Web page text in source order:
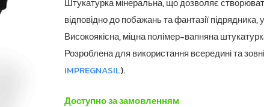
відповідно до побажань та фантазії підрядника,
Високоякісна, міцна полімер-вапняна
Розроблена для використання всередині та
IMPREGNASIL).
Доступно за замовленням